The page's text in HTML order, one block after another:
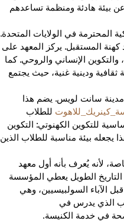
بيئة هادئة ومنظمة تساعدهم
المحترمة في الولايات المتحدة.
وله دور مهم في إعداد كهنة المستقبل. يركز المعهد على
والتكوين الإنساني والروحي. كما
ودينية غنية، حيث يجتمع
سانت لويس. يضم هذا
للطلاب
للتكوين الكهنوتي: التكوين
يجعله بيئة مناسبة للطلاب الذين
لأنه يُعرف بأنه أول معهد
في الولايات المتحدة، حيث تأسس عام 1791. هذا التاريخ الطويل يعطي المؤسسة
الآباء السولبيسيين، وهي
الذي يدرس في
في خدمة الكنيسة.